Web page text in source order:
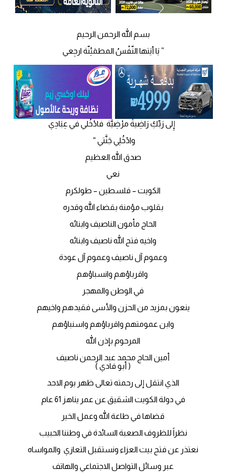
بسم الله الرحمن الرحيم
” يَا أيَتها النّفْسُ المطمَئِنّة ارجِعي
إِلى رَبِّكِ رَاضِيةً مرْضِيَّة فادْخُلي في عِبَادِي
وادْخُلِي جَنَّتي “
صدق الله العظيم
نعي
الكويت – فلسطين – طولكرم
بقلوب مؤمنة بقضاء الله وقدره
الحاج مأمون الناصيف وابنائه
واخيه فتح الله ناصيف وابنائه
وعموم آل ناصيف وعموم آل عودة
واقرباؤهم وانسباؤهم
في الوطن والمهجر
ينعون بمزيد من الحزن والأسى فقيدهم واخيهم
وابن عمومتهم واقرباؤهم واسنباؤهم
المرحوم بإذن الله
أمين الحاج محمد عبد الرحمن ناصيف
( أبو فادي )
الذي انتقل إلى رحمته تعالى ظهر يوم الاحد
في دولة الكويت الشقيق عن عمر يناهز 61 عام
قضاها في طاعة الله وعمل الخير
نظراً للظروف الصعبة السائدة في وطننا الحبيب
نعتذر عن فتح بيت العزاء ونستقبل التعازي والمواساه
عبر وسائل التواصل الاجتماعي والهاتف